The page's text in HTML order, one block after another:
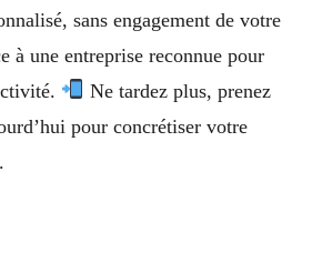
sans engagement de votre
à une entreprise reconnue pour
Ne tardez plus, prenez
pour concrétiser votre